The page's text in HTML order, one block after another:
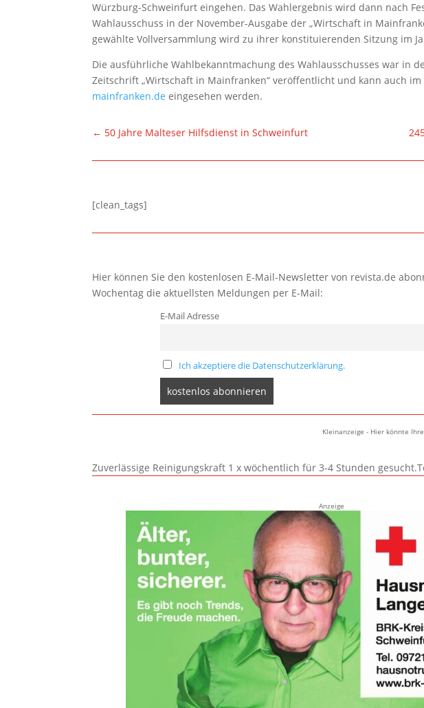
Würzburg-Schweinfurt eingehen. Das Wahlergebnis wird dann nach
Wahlausschuss in der November-Ausgabe der „Wirtschaft in
gewählte Vollversammlung wird zu ihrer konstituierenden Sitzung im
Die ausführliche Wahlbekanntmachung des Wahlausschusses war in
Zeitschrift „Wirtschaft in Mainfranken“ veröffentlicht und kann auch
mainfranken.de eingesehen werden.
← 50 Jahre Malteser Hilfsdienst in Schweinfurt
[clean_tags]
Hier können Sie den kostenlosen E-Mail-Newsletter von revista.de
Wochentag die aktuellsten Meldungen per E-Mail:
E-Mail Adresse
Ich akzeptiere die Datenschutzerklärung.
Kleinanzeige - Hier könnte
Zuverlässige Reinigungskraft 1 x wöchentlich für 3-4 Stunden
Anzeige